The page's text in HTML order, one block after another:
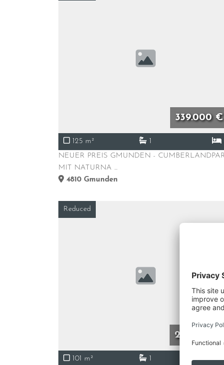
339.000 €
125 m² 1
NEUER PREIS GMUNDEN -
MIT NATURNA ...
4810 Gmunden
Reduced
279.000 €
101 m² 1